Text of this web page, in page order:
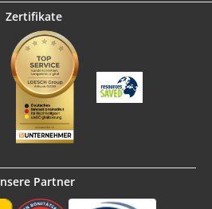
Zertifikate
Partner